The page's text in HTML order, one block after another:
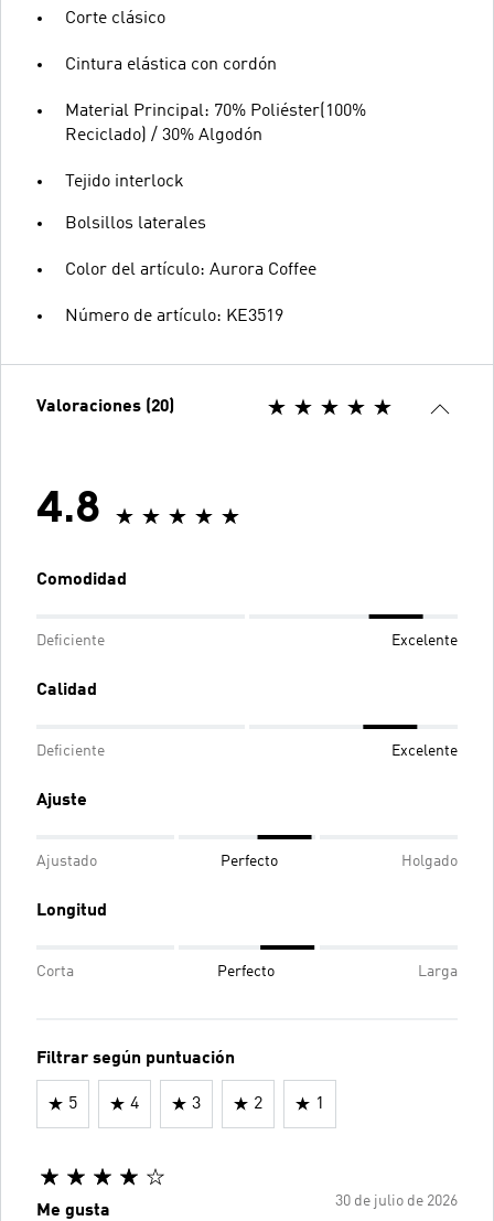
Corte clásico
Cintura elástica con cordón
Material Principal: 70% Poliéster(100%
Reciclado) / 30% Algodón
Tejido interlock
Bolsillos laterales
Color del artículo: Aurora Coffee
Número de artículo: KE3519
Valoraciones (20)
4.8
Comodidad
Deficiente Excelente
Calidad
Deficiente Excelente
Ajuste
Ajustado Perfecto Holgado
Longitud
Corta Perfecto Larga
Filtrar según puntuación
5 4 3 2 1
30 de julio de 2026
Me gusta